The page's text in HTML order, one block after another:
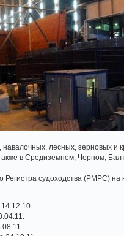
лесных, зерновых и
в Средиземном, Черном,
судоходства (РМРС) на